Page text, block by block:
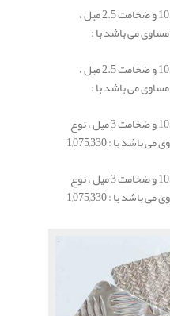
قیمت ورق آلومینیوم پارس 1050 و ضخامت 2.5 میل ،
نوع شیت ، اندازه 1000*2000 مساوی می باشد با :
قیمت ورق آلومینیوم پارس 1050 و ضخامت 2.5 میل ،
نوع شیت ، اندازه 1250*2500 مساوی می باشد با :
قیمت ورق آلومینیوم پارس 1050 و ضخامت 3 میل ، نوع
شیت ، اندازه 1000*2000 مساوی می باشد با : 1,075,330
قیمت ورق آلومینیوم پارس 1050 و ضخامت 3 میل ، نوع
شیت ، اندازه 1250*2500 مساوی می باشد با : 1,075,330